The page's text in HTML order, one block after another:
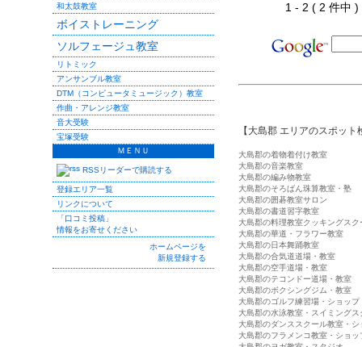
1 - 2 ( 2 件
【大島郡 エリアのスポット
大島郡の着物着付け教室
大島郡の音楽教室
大島郡の編み物教室
大島郡のそろばん珠算教室・塾
大島郡の囲碁教室サロン
大島郡の書道習字教室
大島郡の料理教室クッキングスク
大島郡の華道・フラワー教室
大島郡の日本舞踊教室
大島郡の合気道道場・教室
大島郡の空手道場・教室
大島郡のテコンドー道場・教室
大島郡のボクシングジム・教室
大島郡のゴルフ練習場・ショップ
大島郡の水泳教室・スイミングス
大島郡のダンススクール教室・シ
大島郡のフラメンコ教室・ショッ
和太鼓教室
ボイストレーニング
ソルフェージュ教室
リトミック
アンサンブル教室
DTM（コンピュータミュージック）教室
作曲・アレンジ教室
音大受験
宝塚受験
ＭＥＮＵ
RSSリーダーで購読する
登録エリア一覧
リンクについて
「口コミ投稿」
情報をお寄せください
ホームページを
新規登録する